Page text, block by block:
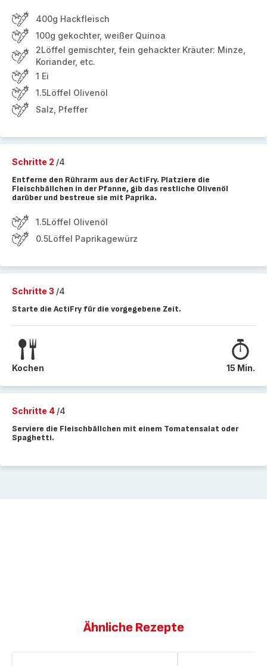
400g Hackfleisch
100g gekochter, weißer Quinoa
2Löffel gemischter, fein gehackter Kräuter: Minze,
Koriander, etc.
1 Ei
1.5Löffel Olivenöl
Salz, Pfeffer
Schritte 2 /4
Entferne den Rührarm aus der ActiFry. Platziere die
Fleischbällchen in der Pfanne, gib das restliche Olivenöl
darüber und bestreue sie mit Paprika.
1.5Löffel Olivenöl
0.5Löffel Paprikagewürz
Schritte 3 /4
Starte die ActiFry für die vorgegebene Zeit.
Kochen 15 Min.
Schritte 4 /4
Serviere die Fleischbällchen mit einem Tomatensalat oder
Spaghetti.
Ähnliche Rezepte